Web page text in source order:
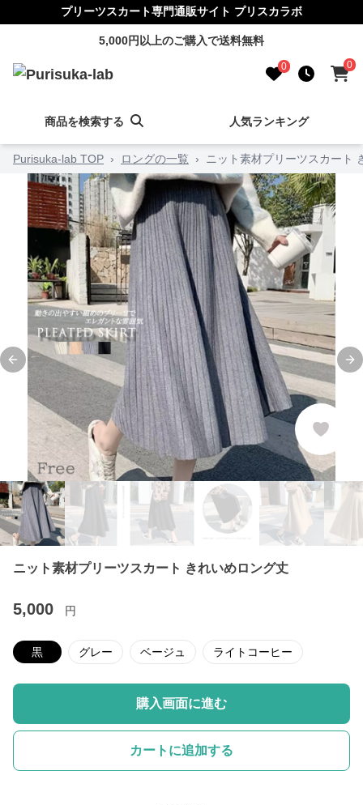
プリーツスカート専門通販サイト プリスカラボ
5,000円以上のご購入で送料無料
0 0
商品を検索する 人気ランキング
Purisuka-lab TOP › ロングの一覧 › ニット素材プリーツスカート
Previous slide
ニット素材プリーツスカート きれいめロング丈
5,000 円
黒 グレー ベージュ ライトコーヒー
購入画面に進む
カートに追加する